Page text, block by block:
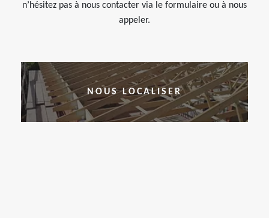
n’hésitez pas à nous contacter via le formulaire ou à nous
appeler.
NOUS LOCALISER